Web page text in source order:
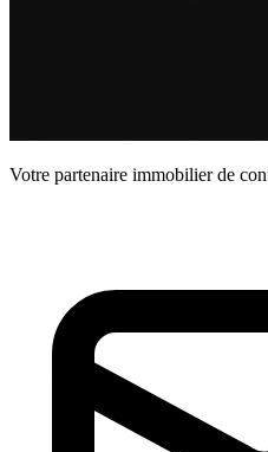
Votre partenaire immobilier de